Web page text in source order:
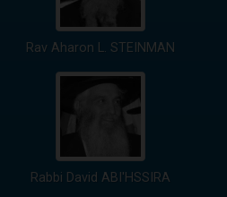
Rav Aharon L. STEINMAN
Rabbi David ABI'HSSIRA